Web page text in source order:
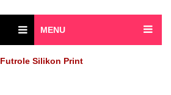
MENU
Futrole Silikon Print